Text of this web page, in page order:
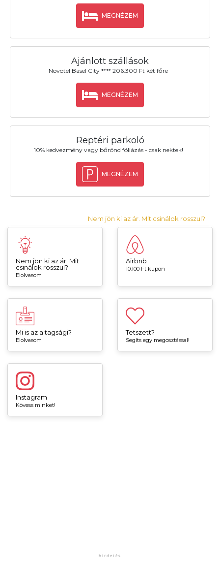
MEGNÉZEM
Ajánlott szállások
Novotel Basel City **** 206.300 Ft két főre
MEGNÉZEM
Reptéri parkoló
10% kedvezmény vagy bőrönd fóliázás - csak nektek!
MEGNÉZEM
Nem jön ki az ár. Mit csinálok rosszul?
Nem jön ki az ár. Mit
csinálok rosszul?
Elolvasom
Airbnb
10.100 Ft kupon
Mi is az a tagsági?
Elolvasom
Tetszett?
Segíts egy megosztással!
Instagram
Kövess minket!